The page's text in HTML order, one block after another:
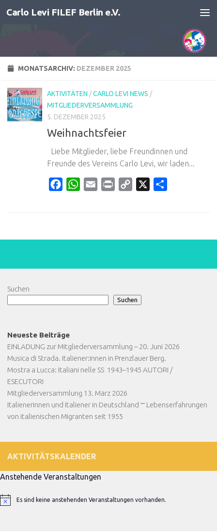
Zum Inhalt springen
Carlo Levi FILEF Berlin e.V.
MONATSARCHIV: DEZEMBER 2025
AKTIVITÄTEN /CARLO LEVI NEWS /
MITGLIEDERVERSAMMLUNG
5. DEZEMBER 2025
Weihnachtsfeier
Liebe Mitglieder, liebe Freundinnen und
Freunde des Vereins Carlo Levi, wir laden...
FacebookWhatsApp
Email Print
Copy
Suchen
Suchen
Neueste Beiträge
EINLADUNG zur Mitgliederversammlung – 20. Juni 2026
Musica di Strada. Italiener:innen in Prenzlauer Berg.
Mostra a Lucca: Italiani nelle SS 1943–1945 AUTORI /
ESECUTORI
Mitgliederversammlung 13. März 2026
Italienerinnen und Italiener in Deutschland ⎻ Lebenserfahrungen
von italienischen Migranten seit 1955
AKTIVITÄTSKALENDER
Anstehende Veranstaltungen
HinweisEs sind keine anstehenden Veranstaltungen vorhanden.